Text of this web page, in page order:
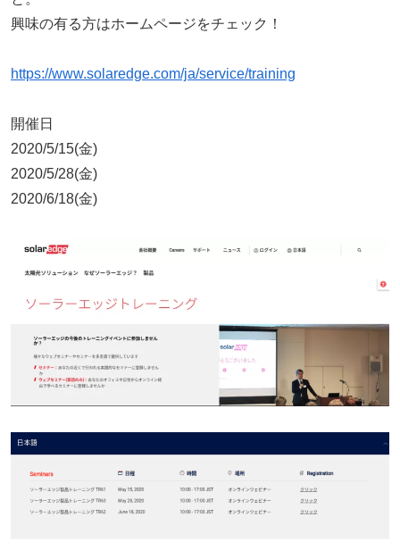
興味の有る方はホームページをチェック！
https://www.solaredge.com/ja/service/training
開催日
2020/5/15(金)
2020/5/28(金)
2020/6/18(金)